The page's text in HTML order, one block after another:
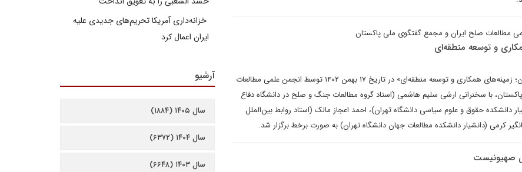
صلح ایران و مجمع گفتگوی ملی پاکستان
و توسعه منطقه‌ای
نشست تخصصی «ایران و پاکستان؛ زمینه‌های همکاری و توسعه منطقه‌ای» در تاریخ ۱۷ بهمن ۱۴۰۲ توسط انجمن علمی مطالعات
با سخنرانی ارشی سلیم هاشمی (استاد گروه مطالعات جنگ و صلح در دانشگاه دفاع
دانشکده حقوق و علوم سیاسی دانشگاه تهران)، احمد اعجاز مالک (استاد روابط بین‌الملل
کرمی (دانشیار دانشکده مطالعات جهان دانشگاه تهران) به صورت برخط برگزار شد.
صهیونیست
خزانه‌داری آمریکا تحریم‌های جدیدی علیه
ایران اعمال کرد
آرشیو
سال ۱۴۰۵ (۱۸۸۴)
سال ۱۴۰۴ (۶۳۷۲)
سال ۱۴۰۳ (۶۶۴۸)